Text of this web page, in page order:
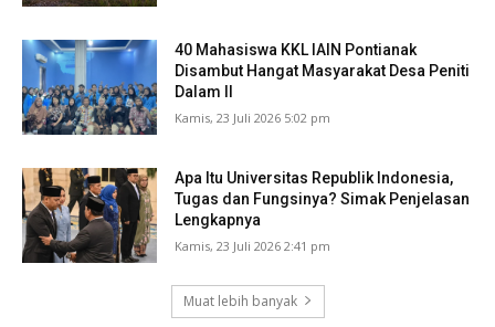
40 Mahasiswa KKL IAIN Pontianak
Disambut Hangat Masyarakat Desa Peniti
Dalam II
Kamis, 23 Juli 2026 5:02 pm
Apa Itu Universitas Republik Indonesia,
Tugas dan Fungsinya? Simak Penjelasan
Lengkapnya
Kamis, 23 Juli 2026 2:41 pm
Muat lebih banyak